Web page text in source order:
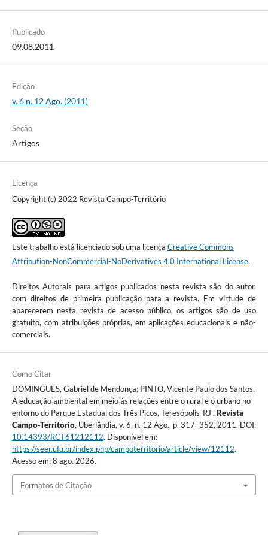
Publicado
09.08.2011
Edição
v. 6 n. 12 Ago. (2011)
Seção
Artigos
Licença
Copyright (c) 2022 Revista Campo-Território
Este trabalho está licenciado sob uma licença Creative Commons
Attribution-NonCommercial-NoDerivatives 4.0 International License.
Direitos Autorais para artigos publicados nesta revista são do autor,
com direitos de primeira publicação para a revista. Em virtude de
aparecerem nesta revista de acesso público, os artigos são de uso
gratuito, com atribuições próprias, em aplicações educacionais e não-
comerciais.
Como Citar
DOMINGUES, Gabriel de Mendonça; PINTO, Vicente Paulo dos Santos.
A educação ambiental em meio às relações entre o rural e o urbano no
entorno do Parque Estadual dos Três Picos, Teresópolis-RJ . Revista
Campo-Território, Uberlândia, v. 6, n. 12 Ago., p. 317–352, 2011. DOI:
10.14393/RCT61212112. Disponível em:
https://seer.ufu.br/index.php/campoterritorio/article/view/12112.
Acesso em: 8 ago. 2026.
Formatos de Citação